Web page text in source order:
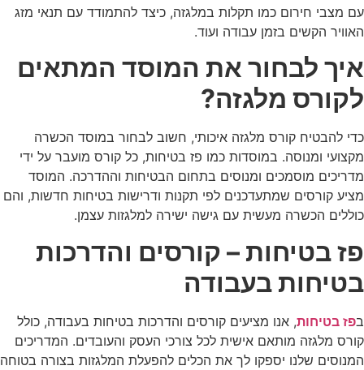
עם מצבי חירום כמו תקלות במלגזה, כיצד להתמודד עם תנאי מזג
האוויר הקשים בזמן עבודה ועוד.
איך לבחור את המוסד המתאים
לקורס מלגזה?
כדי להבטיח קורס מלגזה איכותי, חשוב לבחור במוסד הכשרה
מקצועי ומנוסה. במוסדות כמו פז בטיחות, כל קורס מועבר על ידי
מדריכים מוסמכים ומנוסים בתחום הבטיחות וההדרכה. המוסד
מציע קורסים שמתעדכנים לפי תקנות ודרישות בטיחות חדשות, והם
כוללים הכשרה מעשית עם גישה ישירה למלגזות עצמן.
פז בטיחות – קורסים והדרכות
בטיחות בעבודה
בפז בטיחות, אנו מציעים קורסים והדרכות בטיחות בעבודה, כולל
קורס מלגזה מותאם אישית לכל צורכי העסק והעובדים. המדריכים
המנוסים שלנו יספקו לך את הכלים להפעלת המלגזות בצורה בטוחה